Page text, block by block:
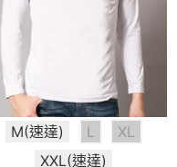
M(速達) L
XL
XXL(速達)